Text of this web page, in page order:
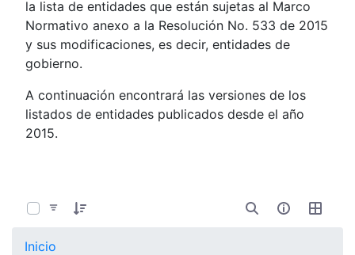
la lista de entidades que están sujetas al Marco
Normativo anexo a la Resolución No. 533 de 2015
y sus modificaciones, es decir, entidades de
gobierno.
A continuación encontrará las versiones de los
listados de entidades publicados desde el año
2015.
Inicio